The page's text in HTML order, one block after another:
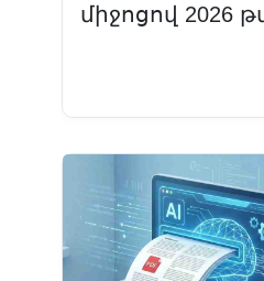
միջոցով 2026